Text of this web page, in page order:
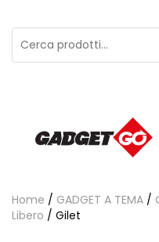
Home / GADGET A TEMA /
Libero / Gilet